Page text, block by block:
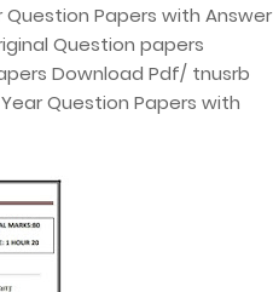
Question Papers with Answer
Question papers
Download Pdf/ tnusrb
Year Question Papers with